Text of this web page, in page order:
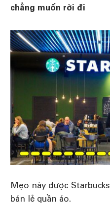
chẳng muốn rời đi
Mẹo này được
bán lẻ quần áo.